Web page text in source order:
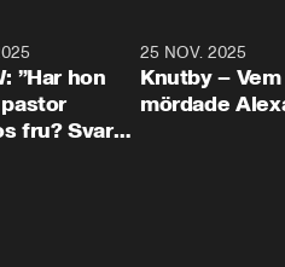
”Har hon
fru? Svar
25 NOV. 2025
Knutby – Vem
mördade